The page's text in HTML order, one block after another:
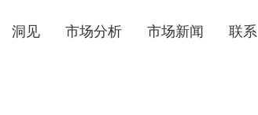
洞见 市场分析 市场新闻 联系